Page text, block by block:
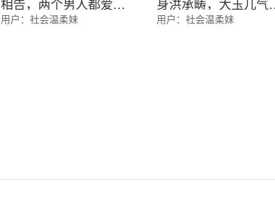
玉儿，造化弄人
用户： 社会温柔妹
不已！不如给心爱之
用户： 社会温柔妹